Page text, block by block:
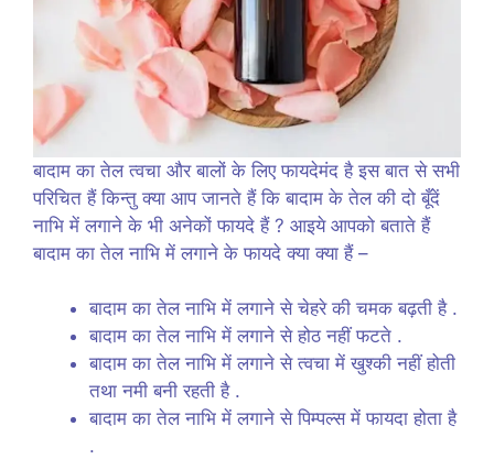
बादाम का तेल त्वचा और बालों के लिए फायदेमंद है इस बात से सभी
परिचित हैं किन्तु क्या आप जानते हैं कि बादाम के तेल की दो बूँदें
नाभि में लगाने के भी अनेकों फायदे हैं ? आइये आपको बताते हैं
बादाम का तेल नाभि में लगाने के फायदे क्या क्या हैं –
बादाम का तेल नाभि में लगाने से चेहरे की चमक बढ़ती है .
बादाम का तेल नाभि में लगाने से होठ नहीं फटते .
बादाम का तेल नाभि में लगाने से त्वचा में खुश्की नहीं होती
तथा नमी बनी रहती है .
बादाम का तेल नाभि में लगाने से पिम्पल्स में फायदा होता है
.